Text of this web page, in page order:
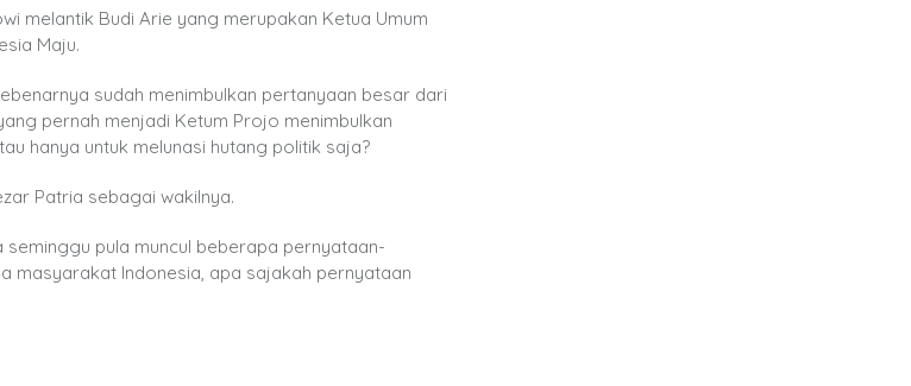
melantik Budi Arie yang merupakan Ketua Umum
Maju.
sudah menimbulkan pertanyaan besar dari
pernah menjadi Ketum Projo menimbulkan
hanya untuk melunasi hutang politik saja?
Patria sebagai wakilnya.
pula muncul beberapa pernyataan-
masyarakat Indonesia, apa sajakah pernyataan